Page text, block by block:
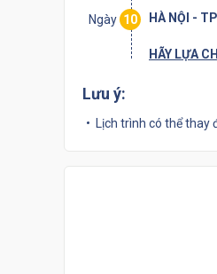
Ngày 10 HÀ NỘI -
HÃY LỰA
Lưu ý:
Lịch trình có thể